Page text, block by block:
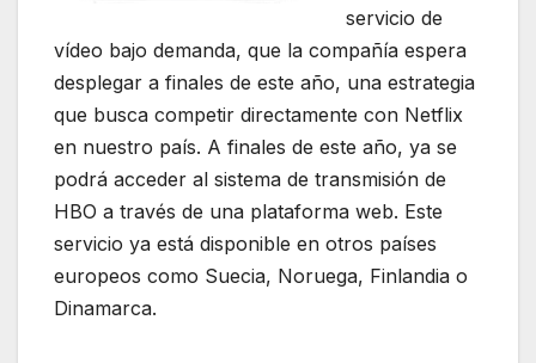
servicio de
vídeo bajo demanda, que la compañía espera
desplegar a finales de este año, una estrategia
que busca competir directamente con Netflix
en nuestro país. A finales de este año, ya se
podrá acceder al sistema de transmisión de
HBO a través de una plataforma web. Este
servicio ya está disponible en otros países
europeos como Suecia, Noruega, Finlandia o
Dinamarca.